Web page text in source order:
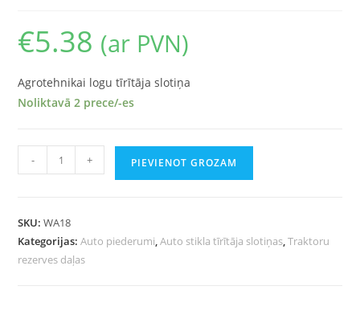
€5.38 (ar PVN)
Agrotehnikai logu tīrītāja slotiņa
Noliktavā 2 prece/-es
- + PIEVIENOT GROZAM
SKU:WA18
Kategorijas:Auto piederumi,Auto stikla tīrītāja slotiņas,Traktoru
rezerves daļas